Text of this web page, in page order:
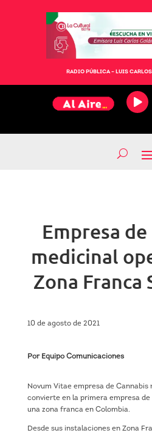
RADIO PÚBLICA – LUIS
Empresa
medicinal
Zona Franca
10 de agosto de 2021
Por Equipo Comunicaciones
Novum Vitae empresa de
convierte en la primera empresa
una zona franca en Colombia.
Desde sus instalaciones en Zona